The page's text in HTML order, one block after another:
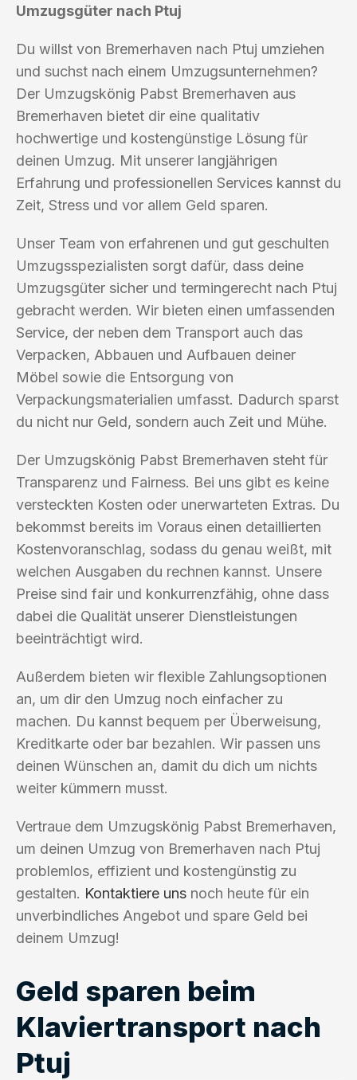
Umzugsgüter nach Ptuj
Du willst von Bremerhaven nach Ptuj umziehen
und suchst nach einem Umzugsunternehmen?
Der Umzugskönig Pabst Bremerhaven aus
Bremerhaven bietet dir eine qualitativ
hochwertige und kostengünstige Lösung für
deinen Umzug. Mit unserer langjährigen
Erfahrung und professionellen Services kannst du
Zeit, Stress und vor allem Geld sparen.
Unser Team von erfahrenen und gut geschulten
Umzugsspezialisten sorgt dafür, dass deine
Umzugsgüter sicher und termingerecht nach Ptuj
gebracht werden. Wir bieten einen umfassenden
Service, der neben dem Transport auch das
Verpacken, Abbauen und Aufbauen deiner
Möbel sowie die Entsorgung von
Verpackungsmaterialien umfasst. Dadurch sparst
du nicht nur Geld, sondern auch Zeit und Mühe.
Der Umzugskönig Pabst Bremerhaven steht für
Transparenz und Fairness. Bei uns gibt es keine
versteckten Kosten oder unerwarteten Extras. Du
bekommst bereits im Voraus einen detaillierten
Kostenvoranschlag, sodass du genau weißt, mit
welchen Ausgaben du rechnen kannst. Unsere
Preise sind fair und konkurrenzfähig, ohne dass
dabei die Qualität unserer Dienstleistungen
beeinträchtigt wird.
Außerdem bieten wir flexible Zahlungsoptionen
an, um dir den Umzug noch einfacher zu
machen. Du kannst bequem per Überweisung,
Kreditkarte oder bar bezahlen. Wir passen uns
deinen Wünschen an, damit du dich um nichts
weiter kümmern musst.
Vertraue dem Umzugskönig Pabst Bremerhaven,
um deinen Umzug von Bremerhaven nach Ptuj
problemlos, effizient und kostengünstig zu
gestalten. Kontaktiere uns noch heute für ein
unverbindliches Angebot und spare Geld bei
deinem Umzug!
Geld sparen beim
Klaviertransport nach
Ptuj